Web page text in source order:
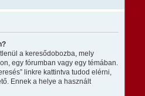
a keresődobozba, mely
egy fórumban vagy egy témában.
linkre kattintva tudod elérni,
Ennek a helye a használt